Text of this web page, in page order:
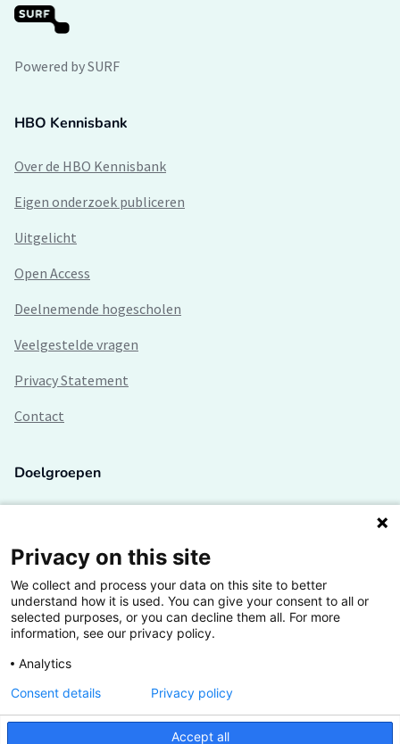
Powered by SURF
HBO Kennisbank
Over de HBO Kennisbank
Eigen onderzoek publiceren
Uitgelicht
Open Access
Deelnemende hogescholen
Veelgestelde vragen
Privacy Statement
Contact
Doelgroepen
Lectoren en onderzoekers
Bedrijven
Hogescholen
De grootste kennisbank van het HBO
Privacy on this site
We collect and process your data on this site to better
understand how it is used. You can give your consent to all or
selected purposes, or you can decline them all. For more
information, see our privacy policy.
Analytics
Accept all
Consent details Privacy policy